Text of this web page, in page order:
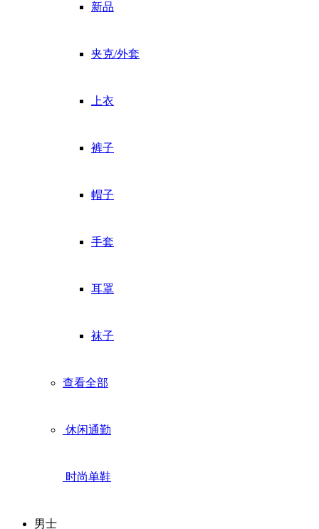
新品
夹克/外套
上衣
裤子
帽子
手套
耳罩
袜子
查看全部
休闲通勤
时尚单鞋
男士